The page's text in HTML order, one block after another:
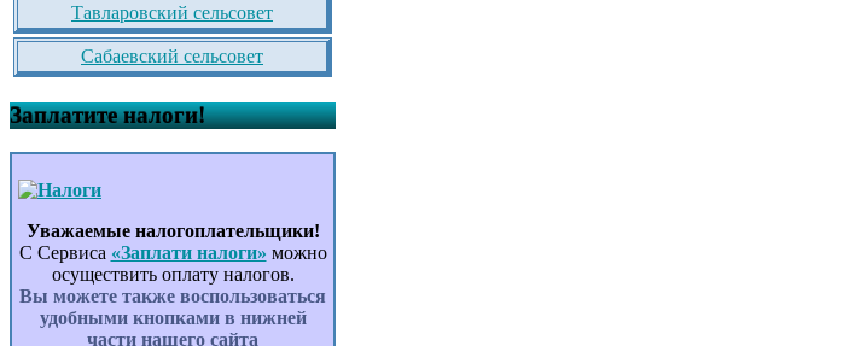
Тавларовский сельсовет
Сабаевский сельсовет
Заплатите налоги!
Уважаемые налогоплательщики!
С Сервиса «Заплати налоги» можно
осуществить оплату налогов.
Вы можете также воспользоваться
удобными кнопками в нижней
части нашего сайта